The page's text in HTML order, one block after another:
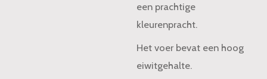
een prachtige
kleurenpracht.
Het voer bevat een hoog
eiwitgehalte.